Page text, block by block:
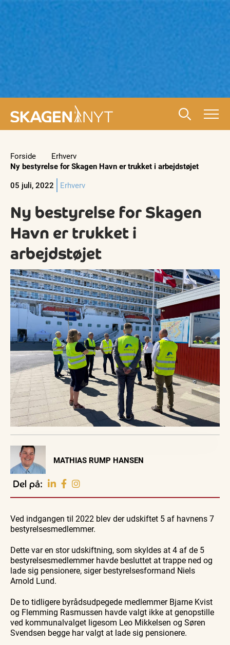
Forside
Erhverv
Ny bestyrelse for Skagen Havn er trukket i arbejdstøjet
05 juli, 2022
Erhverv
Ny bestyrelse for Skagen
Havn er trukket i
arbejdstøjet
Visit Vendsyssel
EVENTKALENDER
Oplev events i
Vendsyssel
natur og lokale events.
Se events
på Skagen
fra 1937
og
MATHIAS RUMP HANSEN
Del på:
Ved indgangen til 2022 blev der udskiftet 5 af havnens 7
bestyrelsesmedlemmer.
Dette var en stor udskiftning, som skyldes at 4 af de 5
bestyrelsesmedlemmer havde besluttet at trappe ned og
lade sig pensionere, siger bestyrelsesformand Niels
Arnold Lund.
De to tidligere byrådsudpegede medlemmer Bjarne Kvist
og Flemming Rasmussen havde valgt ikke at genopstille
ved kommunalvalget ligesom Leo Mikkelsen og Søren
Svendsen begge har valgt at lade sig pensionere.